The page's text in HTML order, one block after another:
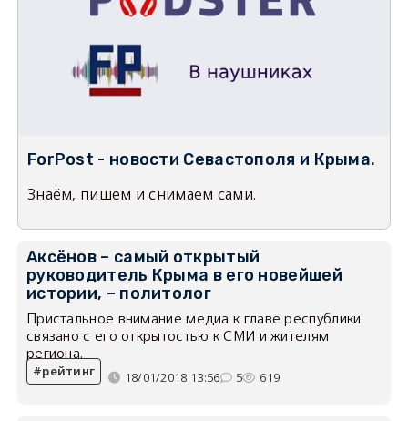
ForPost - новости Севастополя и Крыма.
Знаём, пишем и снимаем сами.
Аксёнов – самый открытый
руководитель Крыма в его новейшей
истории, – политолог
Пристальное внимание медиа к главе республики
связано с его открытостью к СМИ и жителям
региона.
рейтинг 18/01/2018 13:56 5 619